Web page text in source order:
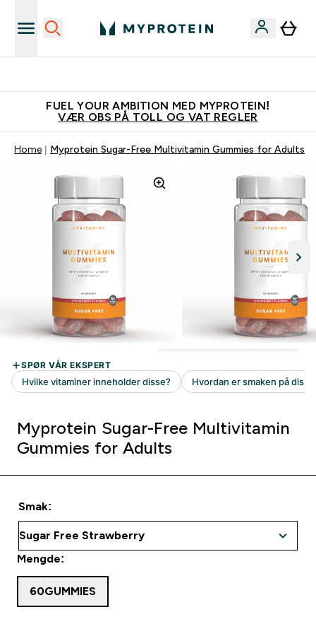
FUEL YOUR AMBITION MED MYPROTEIN!
VÆR OBS PÅ TOLL OG VAT REGLER
Home Myprotein Sugar-Free Multivitamin Gummies for Adults
Myprotein Sugar-Free Multivitamin
Gummies for Adults
Smak:
Mengde:
60GUMMIES